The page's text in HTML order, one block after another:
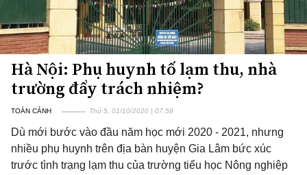
Hà Nội: Phụ huynh tố lạm thu, nhà
trường đẩy trách nhiệm?
TOÀN CẢNH Thứ 5, 01/10/2020 | 07:58
Dù mới bước vào đầu năm học mới 2020 - 2021, nhưng
nhiều phụ huynh trên địa bàn huyện Gia Lâm bức xúc
trước tình trạng lạm thu của trường tiểu học Nông nghiệp